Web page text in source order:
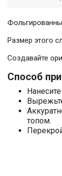
Размер этого
Создавайте
Способ
топом.